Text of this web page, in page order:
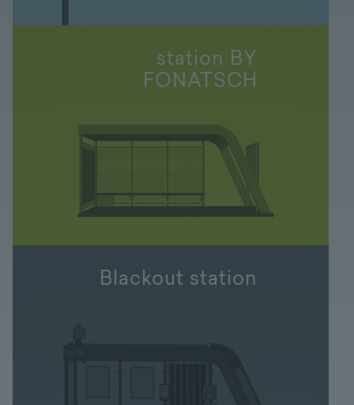
station BY
FONATSCH
Blackout station